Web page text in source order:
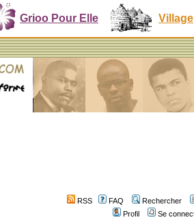
Grioo Pour Elle Village
RSS FAQ
Rechercher
Profil
Se